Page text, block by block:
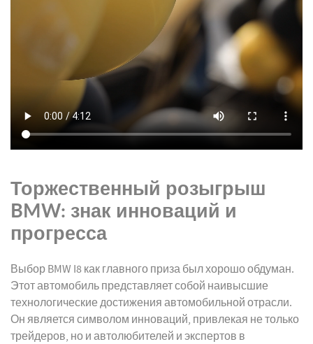
Торжественный розыгрыш
BMW: знак инноваций и
прогресса
Выбор BMW I8 как главного приза был хорошо обдуман.
Этот автомобиль представляет собой наивысшие
технологические достижения автомобильной отрасли.
Он является символом инноваций, привлекая не только
трейдеров, но и автолюбителей и экспертов в